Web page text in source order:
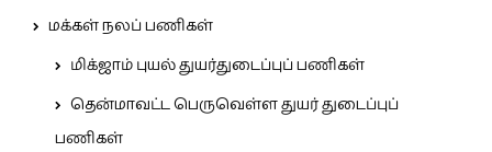
மக்கள் நலப் பணிகள்
மிக்ஜாம் புயல் துயர்துடைப்புப் பணிகள்
தென்மாவட்ட பெருவெள்ள துயர் துடைப்புப்
பணிகள்